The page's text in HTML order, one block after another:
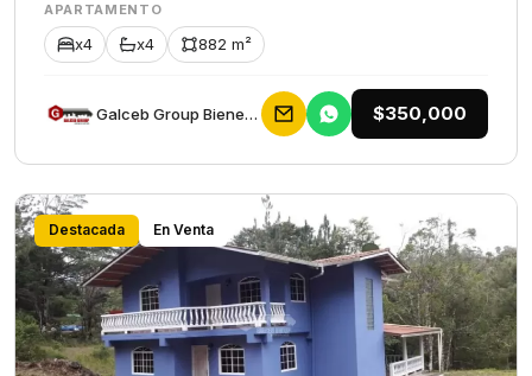
APARTAMENTO
x4 x4 882 m²
Galceb Group Bienes Raices $350,000
Destacada En Venta